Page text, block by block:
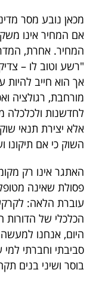
פרסמו
באייס
עקבו
אחרינו:
מכאן נובע מסר
אם המחיר אינו
המחיר. אחרת,
"רשע וטוב לו –
אך הוא חייב להיות
מורחבת, רגולציה
לחדשנות ולכלכלה
אלא יצירת תנאי
השוק כי אם תיקונו
האתגר אינו רק
פסולת שאינה
עוברת הלאה:
הכלכלי של
היום, אנחנו
סביבתי וחברתי
בוסר ושיני בנים